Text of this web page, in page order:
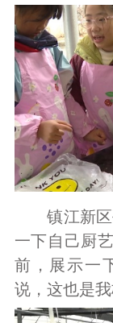
镇江新区
一下自己厨
前，展示一
说，这也是